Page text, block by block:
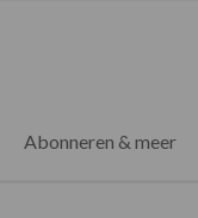
Abonneren & meer